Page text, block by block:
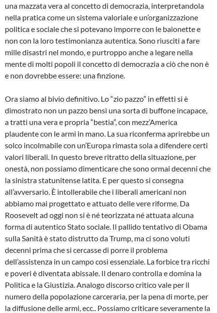
una mazzata vera al concetto di democrazia, interpretandola
nella pratica come un sistema valoriale e un’organizzazione
politica e sociale che si potevano imporre con le baionette e
non con la loro testimonianza autentica. Sono riusciti a fare
mille disastri nel mondo, e purtroppo anche a legare nella
mente di molti popoli il concetto di democrazia a ciò che non è
e non dovrebbe essere: una finzione.
Ora siamo al bivio definitivo. Lo “zio pazzo” in effetti si è
dimostrato non un pazzo bensì una sorta di buffone incapace,
a tratti una vera e propria “bestia”, con mezz’America
plaudente con le armi in mano. La sua riconferma aprirebbe un
solco incolmabile con un’Europa rimasta sola a difendere certi
valori liberali. In questo breve ritratto della situazione, per
onestà, non possiamo dimenticare che sono ormai decenni che
la sinistra statunitense latita. E per questo si consegna
all’avversario. È intollerabile che i liberali americani non
abbiamo mai progettato e attuato delle vere riforme. Da
Roosevelt ad oggi non si è né teorizzata né attuata alcuna
forma di autentico Stato sociale. Il pallido tentativo di Obama
sulla Sanità è stato distrutto da Trump, ma ci sono voluti
decenni prima che si cercasse di porre il problema
dell’assistenza in un campo così essenziale. La forbice tra ricchi
e poveri è diventata abissale. Il denaro controlla e domina la
Politica e la Giustizia. Analogo discorso critico vale per il
numero della popolazione carceraria, per la pena di morte, per
la diffusione delle armi, ecc.. Possiamo criticare severamente la